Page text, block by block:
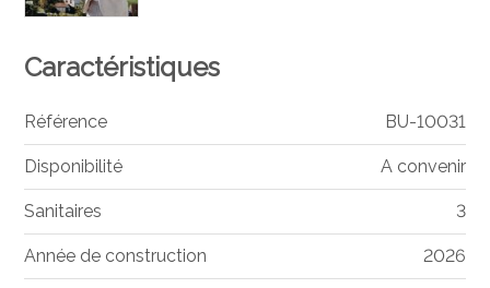
Caractéristiques
Référence BU-10031
Disponibilité A convenir
Sanitaires 3
Année de construction 2026